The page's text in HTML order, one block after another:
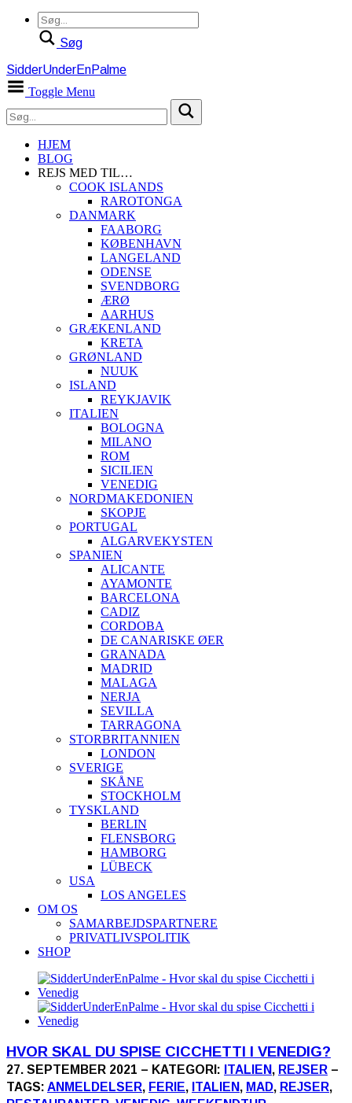
Søg
SidderUnderEnPalme
Toggle Menu
HJEM
BLOG
REJS MED TIL…
COOK ISLANDS
RAROTONGA
DANMARK
FAABORG
KØBENHAVN
LANGELAND
ODENSE
SVENDBORG
ÆRØ
AARHUS
GRÆKENLAND
KRETA
GRØNLAND
NUUK
ISLAND
REYKJAVIK
ITALIEN
BOLOGNA
MILANO
ROM
SICILIEN
VENEDIG
NORDMAKEDONIEN
SKOPJE
PORTUGAL
ALGARVEKYSTEN
SPANIEN
ALICANTE
AYAMONTE
BARCELONA
CADIZ
CORDOBA
DE CANARISKE ØER
GRANADA
MADRID
MALAGA
NERJA
SEVILLA
TARRAGONA
STORBRITANNIEN
LONDON
SVERIGE
SKÅNE
STOCKHOLM
TYSKLAND
BERLIN
FLENSBORG
HAMBORG
LÜBECK
USA
LOS ANGELES
OM OS
SAMARBEJDSPARTNERE
PRIVATLIVSPOLITIK
SHOP
HVOR SKAL DU SPISE CICCHETTI I VENEDIG?
27. SEPTEMBER 2021 – KATEGORI: ITALIEN, REJSER –
TAGS: ANMELDELSER, FERIE, ITALIEN, MAD, REJSER,